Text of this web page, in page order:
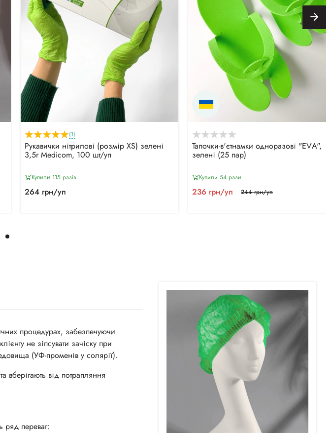
(1)
Рукавички нітрилові (розмір ХS) зелені
3,5г Medicom, 100 шт/уп
Купили 115 разiв
264 грн/уп
Тапочки-в'єтнамки одноразові "ЕVА",
зелені (25 пар)
Купили 54 рази
236 грн/уп 244 грн/уп
процедурах, забезпечуючи
не зіпсувати зачіску при
(УФ-променів у солярії).
вберігають від потрапляння
ряд переваг: